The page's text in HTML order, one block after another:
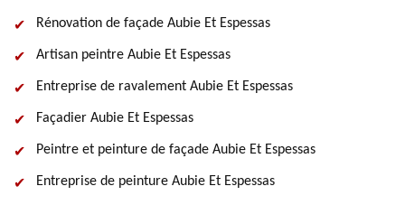
Rénovation de façade Aubie Et Espessas
Artisan peintre Aubie Et Espessas
Entreprise de ravalement Aubie Et Espessas
Façadier Aubie Et Espessas
Peintre et peinture de façade Aubie Et Espessas
Entreprise de peinture Aubie Et Espessas